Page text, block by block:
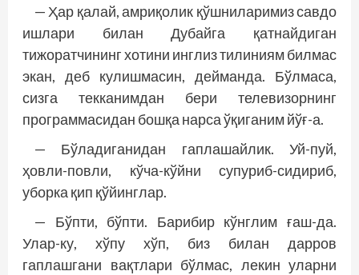
— Ҳар қалай, амриқолик қўшниларимиз савдо
ишлари билан Дубайга қатнайдиган
тижоратчининг хотини инглиз тилиниям билмас
экан, деб кулишмасин, дейманда. Бўлмаса,
сизга текканимдан бери телевизорнинг
программасидан бошқа нарса ўқиганим йўғ-а.
— Бўладиганидан гаплашайлик. Уй-пуй,
ҳовли-повли, кўча-кўйни супуриб-сидириб,
уборка қип қўйинглар.
— Бўпти, бўпти. Барибир кўнглим ғаш-да.
Улар-ку, хўпу хўп, биз билан дарров
гаплашгани вақтлари бўлмас, лекин уларни